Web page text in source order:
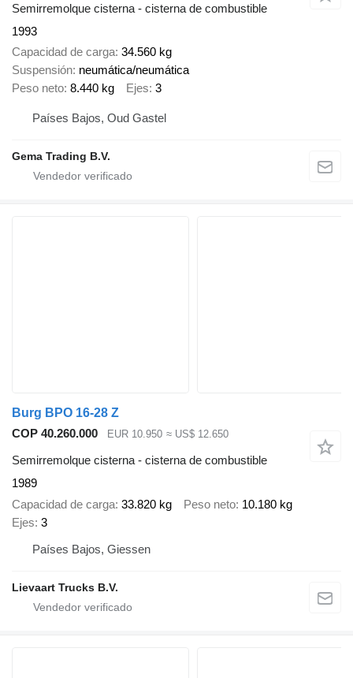
Semirremolque cisterna - cisterna de combustible
1993
Capacidad de carga 34.560 kg
Suspensión neumática/neumática
Peso neto 8.440 kg Ejes 3
Países Bajos, Oud Gastel
Gema Trading B.V.
Burg BPO 16-28 Z
COP 40.260.000
EUR 10.950 ≈ US$ 12.650
Semirremolque cisterna - cisterna de combustible
1989
Capacidad de carga 33.820 kg Peso neto 10.180 kg
Ejes 3
Países Bajos, Giessen
Lievaart Trucks B.V.